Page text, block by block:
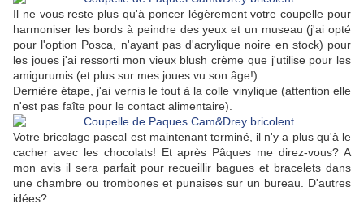
Il ne vous reste plus qu'à poncer légèrement votre coupelle pour
harmoniser les bords à peindre des yeux et un museau (j'ai opté
pour l'option Posca, n'ayant pas d'acrylique noire en stock) pour
les joues j'ai ressorti mon vieux blush crème que j'utilise pour les
amigurumis (et plus sur mes joues vu son âge!).
Dernière étape, j'ai vernis le tout à la colle vinylique (attention elle
n'est pas faîte pour le contact alimentaire).
Votre bricolage pascal est maintenant terminé, il n'y a plus qu'à le
cacher avec les chocolats! Et après Pâques me direz-vous? A
mon avis il sera parfait pour recueillir bagues et bracelets dans
une chambre ou trombones et punaises sur un bureau. D'autres
idées?